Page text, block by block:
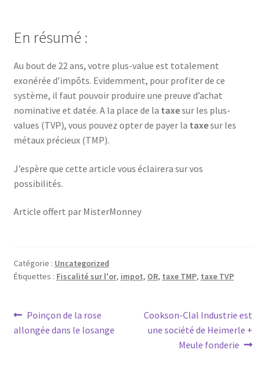
En résumé :
Au bout de 22 ans, votre plus-value est totalement
exonérée d’impôts. Evidemment, pour profiter de ce
système, il faut pouvoir produire une preuve d’achat
nominative et datée. A la place de la taxesur les plus-
values (TVP), vous pouvez opter de payer la taxesur les
métaux précieux (TMP).
J’espère que cette article vous éclairera sur vos
possibilités.
Article offert par MisterMonney
Catégorie : Uncategorized
Étiquettes : Fiscalité sur l'or, impot, OR, taxe TMP, taxe TVP
Poinçon de la rose
allongée dans le losange
Cookson-Clal Industrie est
une société de Heimerle +
Meule fonderie